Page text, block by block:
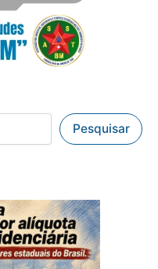
Pesquisar